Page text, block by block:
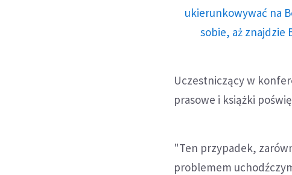
ukierunkowywać na
sobie, aż znajdzie
Uczestniczący w
prasowe i książki
"Ten przypadek,
problemem